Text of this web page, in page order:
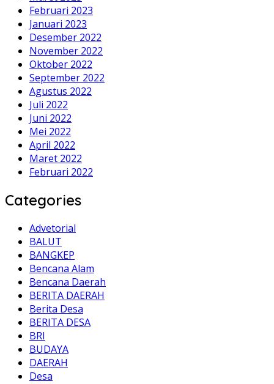
Februari 2023
Januari 2023
Desember 2022
November 2022
Oktober 2022
September 2022
Agustus 2022
Juli 2022
Juni 2022
Mei 2022
April 2022
Maret 2022
Februari 2022
Categories
Advetorial
BALUT
BANGKEP
Bencana Alam
Bencana Daerah
BERITA DAERAH
Berita Desa
BERITA DESA
BRI
BUDAYA
DAERAH
Desa